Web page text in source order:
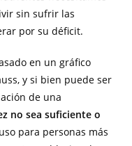
sin sufrir las
por su déficit.
en un gráfico
y si bien puede ser
de una
no sea suficiente o
para personas más